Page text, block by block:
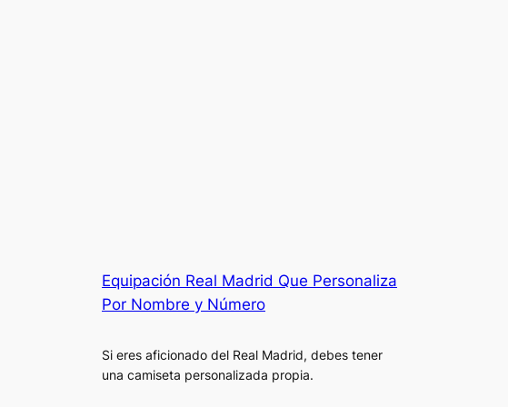
Equipación Real Madrid Que Personaliza
Por Nombre y Número
Si eres aficionado del Real Madrid, debes tener
una camiseta personalizada propia.